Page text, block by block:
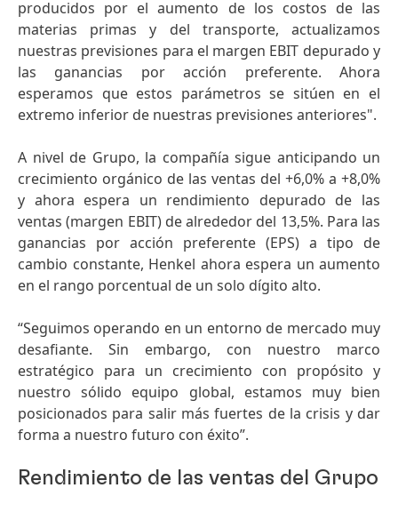
producidos por el aumento de los costos de las
materias primas y del transporte, actualizamos
nuestras previsiones para el margen EBIT depurado y
las ganancias por acción preferente. Ahora
esperamos que estos parámetros se sitúen en el
extremo inferior de nuestras previsiones anteriores".
A nivel de Grupo, la compañía sigue anticipando un
crecimiento orgánico de las ventas del +6,0% a +8,0%
y ahora espera un rendimiento depurado de las
ventas(margen EBIT) de alrededor del 13,5%. Para las
ganancias por acción preferente (EPS) a tipo de
cambio constante, Henkel ahora espera un aumento
en el rango porcentual de un solo dígito alto.
“Seguimos operando en un entorno de mercado muy
desafiante. Sin embargo, con nuestro marco
estratégico para un crecimiento con propósito y
nuestro sólido equipo global, estamos muy bien
posicionados para salir más fuertes de la crisis y dar
forma a nuestro futuro con éxito”.
Rendimiento de las ventas del Grupo